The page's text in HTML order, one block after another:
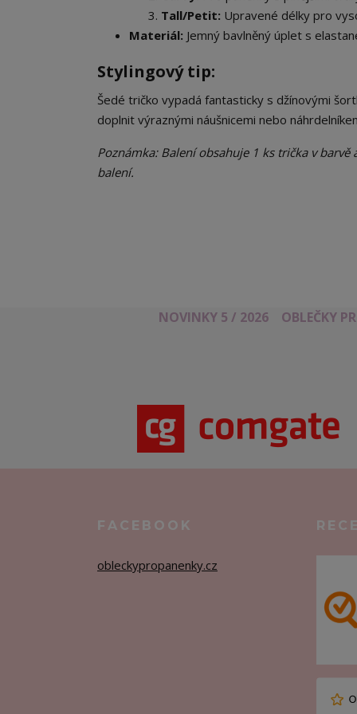
Tall/Petit: Upravené délky pro
Materiál: Jemný bavlněný úplet s
​Stylingový tip:
​Šedé tričko vypadá fantasticky s džínovými
doplnit výraznými náušnicemi nebo
Poznámka: Balení obsahuje 1 ks trička v
balení.
NOVINKY 5 / 2026 OBLEČKY
FACEBOOK
obleckypropanenky.cz